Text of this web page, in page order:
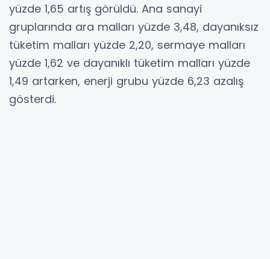
yüzde 1,65 artış görüldü. Ana sanayi
gruplarında ara malları yüzde 3,48, dayanıksız
tüketim malları yüzde 2,20, sermaye malları
yüzde 1,62 ve dayanıklı tüketim malları yüzde
1,49 artarken, enerji grubu yüzde 6,23 azalış
gösterdi.